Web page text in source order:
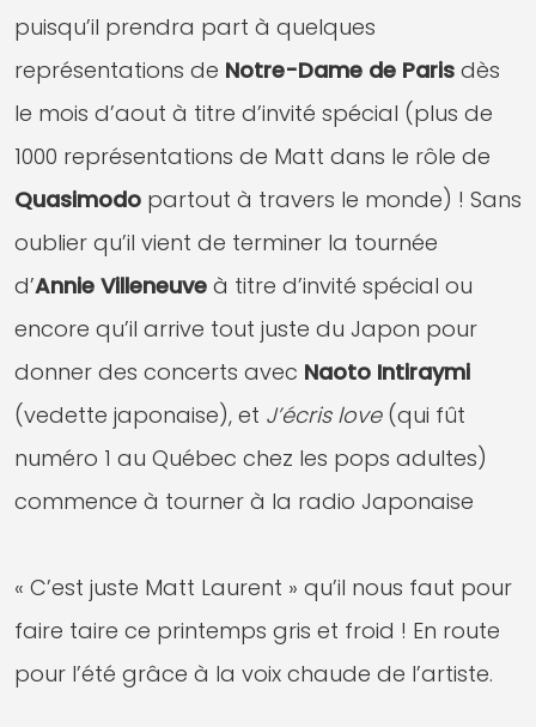
puisqu’il prendra part à quelques
représentations de Notre-Dame de Paris dès
le mois d’aout à titre d’invité spécial (plus de
1000 représentations de Matt dans le rôle de
Quasimodo partout à travers le monde) ! Sans
oublier qu’il vient de terminer la tournée
d’Annie Villeneuve à titre d’invité spécial ou
encore qu’il arrive tout juste du Japon pour
donner des concerts avec Naoto Intiraymi
(vedette japonaise), et J’écris love(qui fût
numéro 1 au Québec chez les pops adultes)
commence à tourner à la radio Japonaise
« C’est juste Matt Laurent » qu’il nous faut pour
faire taire ce printemps gris et froid ! En route
pour l’été grâce à la voix chaude de l’artiste.